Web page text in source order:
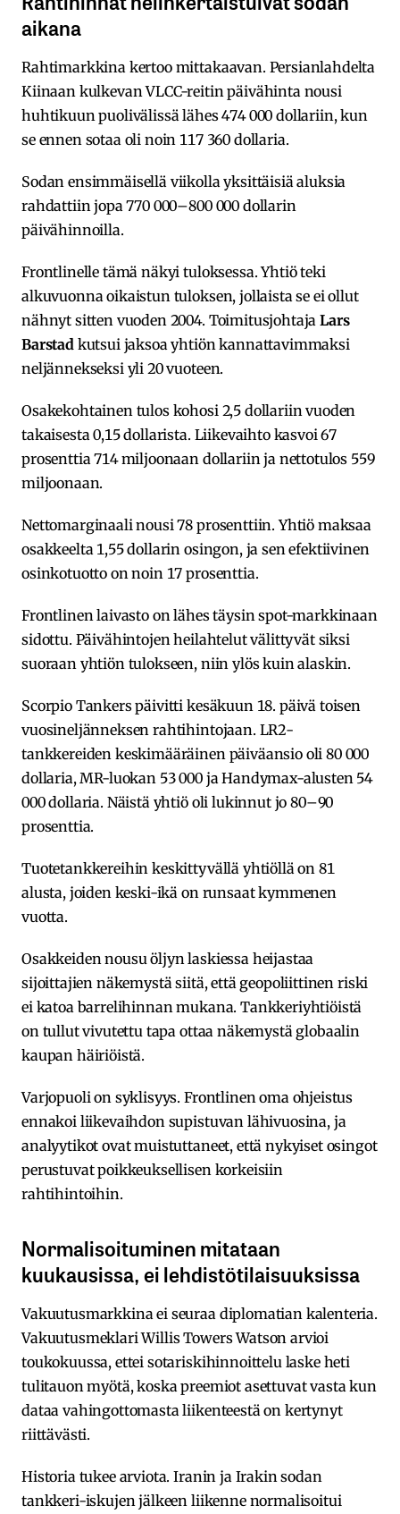
aikana
Rahtimarkkina kertoo mittakaavan. Persianlahdelta
Kiinaan kulkevan VLCC-reitin päivähinta nousi
huhtikuun puolivälissä lähes 474 000 dollariin, kun
se ennen sotaa oli noin 117 360 dollaria.
Sodan ensimmäisellä viikolla yksittäisiä aluksia
rahdattiin jopa 770 000–800 000 dollarin
päivähinnoilla.
Frontlinelle tämä näkyi tuloksessa. Yhtiö teki
alkuvuonna oikaistun tuloksen, jollaista se ei ollut
nähnyt sitten vuoden 2004. ToimitusjohtajaLars
Barstad kutsui jaksoa yhtiön kannattavimmaksi
neljännekseksi yli 20 vuoteen.
Osakekohtainen tulos kohosi 2,5 dollariin vuoden
takaisesta 0,15 dollarista. Liikevaihto kasvoi 67
prosenttia 714 miljoonaan dollariin ja nettotulos 559
miljoonaan.
Nettomarginaali nousi 78 prosenttiin. Yhtiö maksaa
osakkeelta 1,55 dollarin osingon, ja sen efektiivinen
osinkotuotto on noin 17 prosenttia.
Frontlinen laivasto on lähes täysin spot-markkinaan
sidottu. Päivähintojen heilahtelut välittyvät siksi
suoraan yhtiön tulokseen, niin ylös kuin alaskin.
Scorpio Tankers päivitti kesäkuun 18. päivä toisen
vuosineljänneksen rahtihintojaan. LR2-
tankkereiden keskimääräinen päiväansio oli 80 000
dollaria, MR-luokan 53 000 ja Handymax-alusten 54
000 dollaria. Näistä yhtiö oli lukinnut jo 80–90
prosenttia.
Tuotetankkereihin keskittyvällä yhtiöllä on 81
alusta, joiden keski-ikä on runsaat kymmenen
vuotta.
Osakkeiden nousu öljyn laskiessa heijastaa
sijoittajien näkemystä siitä, että geopoliittinen riski
ei katoa barrelihinnan mukana. Tankkeriyhtiöistä
on tullut vivutettu tapa ottaa näkemystä globaalin
kaupan häiriöistä.
Varjopuoli on syklisyys. Frontlinen oma ohjeistus
ennakoi liikevaihdon supistuvan lähivuosina, ja
analyytikot ovat muistuttaneet, että nykyiset osingot
perustuvat poikkeuksellisen korkeisiin
rahtihintoihin.
Normalisoituminen mitataan
kuukausissa, ei lehdistötilaisuuksissa
Vakuutusmarkkina ei seuraa diplomatian kalenteria.
Vakuutusmeklari Willis Towers Watson arvioi
toukokuussa, ettei sotariskihinnoittelu laske heti
tulitauon myötä, koska preemiot asettuvat vasta kun
dataa vahingottomasta liikenteestä on kertynyt
riittävästi.
Historia tukee arviota. Iranin ja Irakin sodan
tankkeri-iskujen jälkeen liikenne normalisoitui